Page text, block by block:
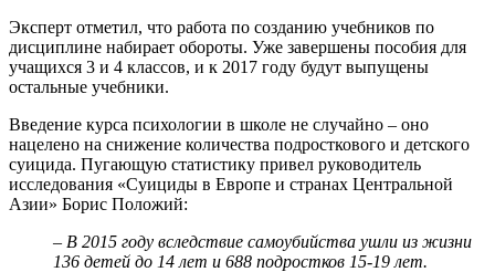
Эксперт отметил, что работа по созданию учебников по
дисциплине набирает обороты. Уже завершены пособия для
учащихся 3 и 4 классов, и к 2017 году будут выпущены
остальные учебники.
Введение курса психологии в школе не случайно – оно
нацелено на снижение количества подросткового и детского
суицида. Пугающую статистику привел руководитель
исследования «Суициды в Европе и странах Центральной
Азии» Борис Положий:
– В 2015 году вследствие самоубийства ушли из жизни
136 детей до 14 лет и 688 подростков 15-19 лет.